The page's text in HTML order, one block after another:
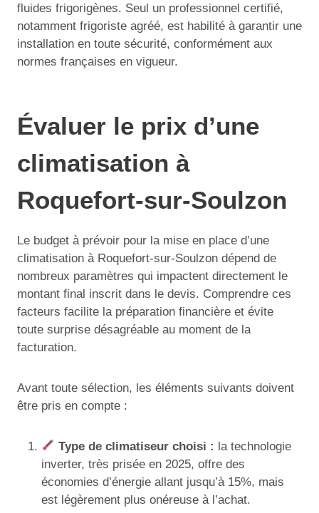
fluides frigorigènes. Seul un professionnel certifié,
notamment frigoriste agréé, est habilité à garantir une
installation en toute sécurité, conformément aux
normes françaises en vigueur.
Évaluer le prix d’une
climatisation à
Roquefort-sur-Soulzon
Le budget à prévoir pour la mise en place d’une
climatisation à Roquefort-sur-Soulzon dépend de
nombreux paramètres qui impactent directement le
montant final inscrit dans le devis. Comprendre ces
facteurs facilite la préparation financière et évite
toute surprise désagréable au moment de la
facturation.
Avant toute sélection, les éléments suivants doivent
être pris en compte :
Type de climatiseur choisi : la technologie
inverter, très prisée en 2025, offre des
économies d’énergie allant jusqu’à 15%, mais
est légèrement plus onéreuse à l’achat.